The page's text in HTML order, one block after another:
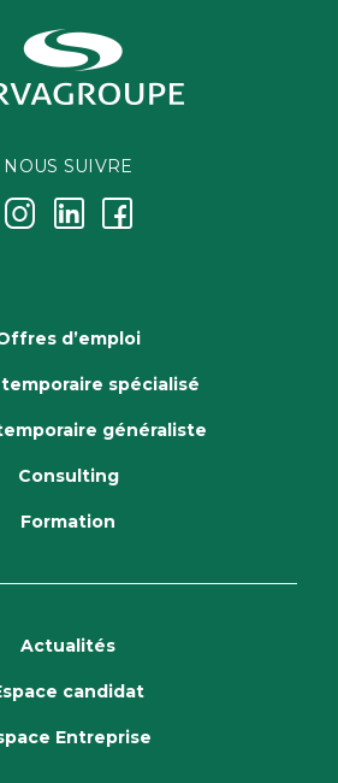
NOUS SUIVRE
j k i
d’emploi
spécialisé
généraliste
Consulting
Formation
Actualités
candidat
Entreprise